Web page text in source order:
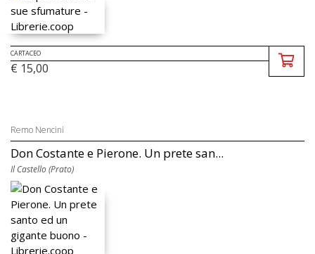
CARTACEO
€ 15,00
Remo Nencini
Don Costante e Pierone. Un prete san...
Il Castello (Prato)